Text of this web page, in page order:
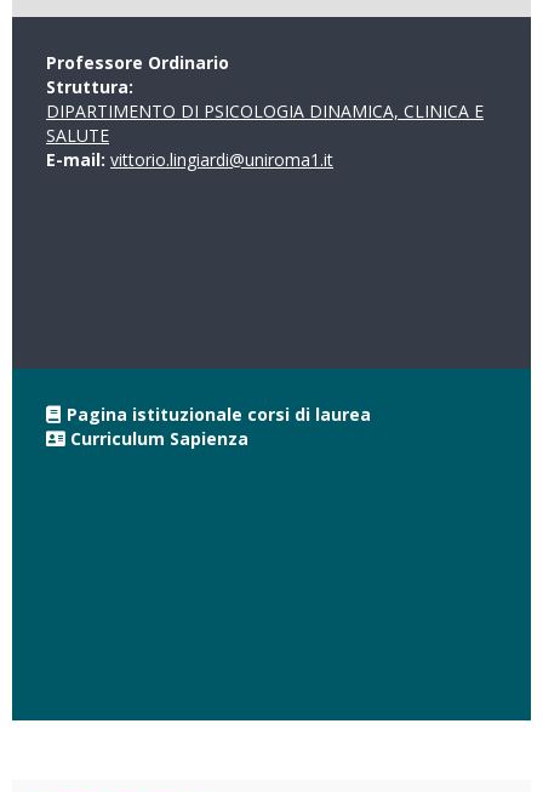
Professore Ordinario
Struttura:
DIPARTIMENTO DI PSICOLOGIA DINAMICA, CLINICA E
SALUTE
E-mail: vittorio.lingiardi@uniroma1.it
Pagina istituzionale corsi di laurea
Curriculum Sapienza